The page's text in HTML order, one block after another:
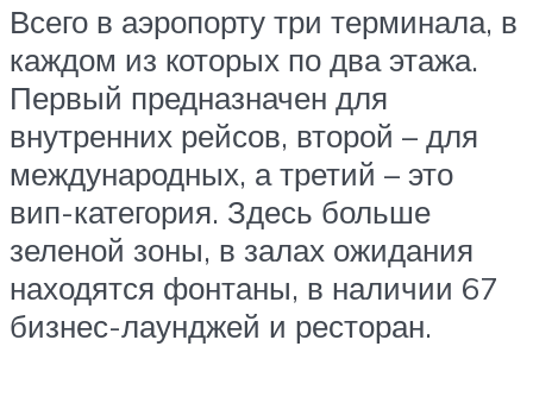
Всего в аэропорту три терминала, в
каждом из которых по два этажа.
Первый предназначен для
внутренних рейсов, второй – для
международных, а третий – это
вип-категория. Здесь больше
зеленой зоны, в залах ожидания
находятся фонтаны, в наличии 67
бизнес-лаунджей и ресторан.